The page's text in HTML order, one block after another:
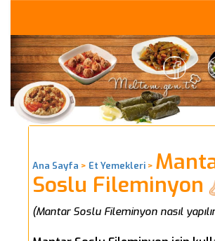
Ana Sayfa > Et Yemekleri >
Soslu Fileminyon
(Mantar Soslu Fileminyon nasıl